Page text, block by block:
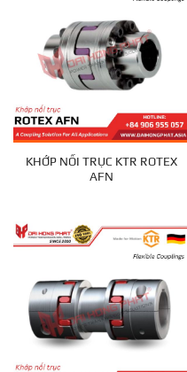
KHỚP NỐI TRỤC KTR ROTEX
AFN